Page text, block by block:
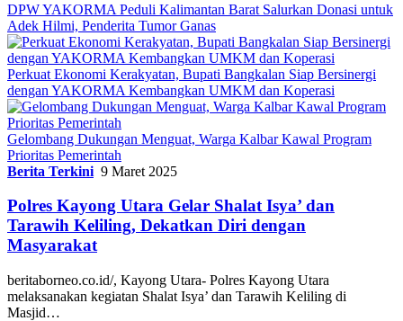
DPW YAKORMA Peduli Kalimantan Barat Salurkan Donasi untuk
Adek Hilmi, Penderita Tumor Ganas
Perkuat Ekonomi Kerakyatan, Bupati Bangkalan Siap Bersinergi
dengan YAKORMA Kembangkan UMKM dan Koperasi
Gelombang Dukungan Menguat, Warga Kalbar Kawal Program
Prioritas Pemerintah
Berita Terkini 9 Maret 2025
Polres Kayong Utara Gelar Shalat Isya’ dan
Tarawih Keliling, Dekatkan Diri dengan
Masyarakat
beritaborneo.co.id/, Kayong Utara- Polres Kayong Utara
melaksanakan kegiatan Shalat Isya’ dan Tarawih Keliling di
Masjid…